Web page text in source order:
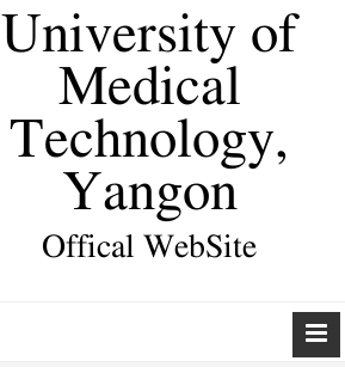
University of
Medical
Technology,
Yangon
Offical WebSite